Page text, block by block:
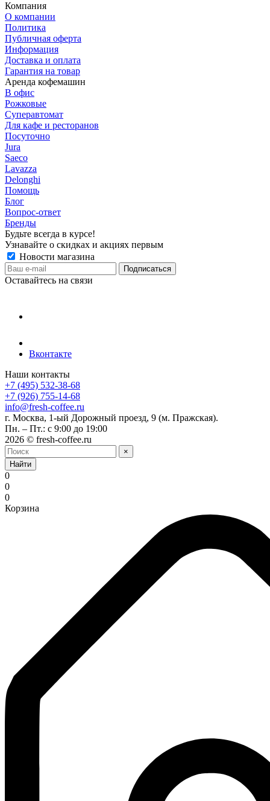
Компания
О компании
Политика
Публичная оферта
Информация
Доставка и оплата
Гарантия на товар
Аренда кофемашин
В офис
Рожковые
Суперавтомат
Для кафе и ресторанов
Посуточно
Jura
Saeco
Lavazza
Delonghi
Помощь
Блог
Вопрос-ответ
Бренды
Будьте всегда в курсе!
Узнавайте о скидках и акциях первым
Новости магазина
Оставайтесь на связи
Вконтакте
Наши контакты
+7 (495) 532-38-68
+7 (926) 755-14-68
info@fresh-coffee.ru
г. Москва, 1-ый Дорожный проезд, 9 (м. Пражская).
Пн. – Пт.: с 9:00 до 19:00
2026 © fresh-coffee.ru
×
Найти
0
0
0
Корзина